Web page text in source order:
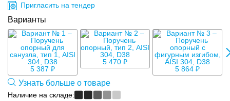
Пригласить на тендер
Варианты
5 387 ₽
5 470 ₽
5 864 ₽
Узнать больше о товаре
Наличие на складе: